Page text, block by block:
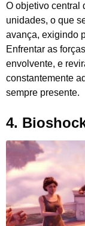
O objetivo central
unidades, o que
avança, exigindo
Enfrentar as
envolvente, e
constantemente
sempre presente.
4.